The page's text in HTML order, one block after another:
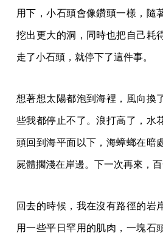
用下，小石頭會像鑽頭一樣，隨
挖出更大的洞，同時也把自己耗
走了小石頭，就停下了這件事。
想著想太陽都泡到海裡，風向換
些我都停止不了。浪打高了，水
頭回到海平面以下，海蟑螂在暗
屍體擱淺在岸邊。下一次再來，
回去的時候，我在沒有路徑的岩
用一些平日罕用的肌肉，一塊石